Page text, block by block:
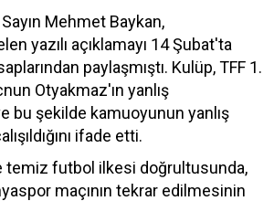
Mehmet Baykan,
yazılı açıklamayı 14 Şubat'ta
paylaşmıştı. Kulüp, TFF 1.
Otyakmaz'ın yanlış
bu şekilde kamuoyunun yanlış
ifade etti.
temiz futbol ilkesi doğrultusunda,
maçının tekrar edilmesinin